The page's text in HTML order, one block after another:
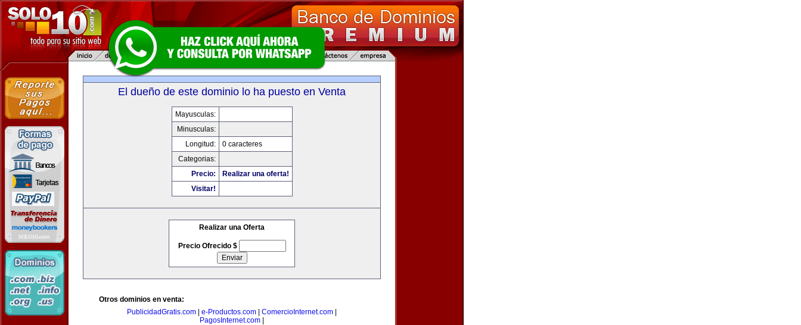
El dueño de este dominio lo ha puesto en Venta
Mayusculas:
Minusculas:
Longitud:
0 caracteres
Categorias:
Precio:
Realizar una oferta!
Visitar!
Realizar una Oferta
Precio Ofrecido $
Otros dominios en venta:
PublicidadGratis.com
e-Productos.com ComercioInternet.com
PagosInternet.com